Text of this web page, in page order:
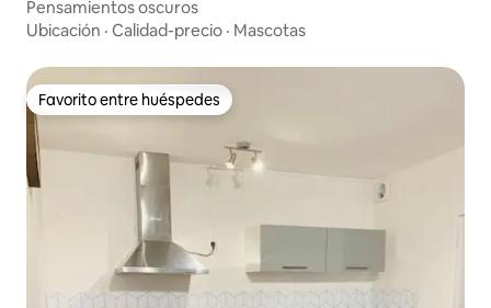
Pensamientos oscuros
Ubicación · Calidad-precio · Mascotas
Favorito entre huéspedes
Favorito entre huéspedes